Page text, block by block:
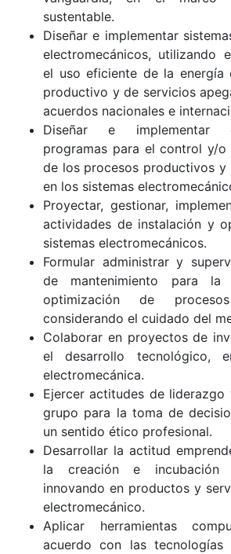
sustentable.
Diseñar e implementar
electromecánicos, utilizando
el uso eficiente de la energía
productivo y de servicios
acuerdos nacionales e
Diseñar e implementar
programas para el control y/o
de los procesos productivos y
en los sistemas
Proyectar, gestionar,
actividades de instalación y
sistemas electromecánicos.
Formular administrar y
de mantenimiento para la
optimización de
considerando el cuidado del
Colaborar en proyectos de
el desarrollo tecnológico,
electromecánica.
Ejercer actitudes de
grupo para la toma de
un sentido ético profesional.
Desarrollar la actitud
la creación e incubación
innovando en productos y
electromecánico.
Aplicar herramientas
acuerdo con las tecnologías